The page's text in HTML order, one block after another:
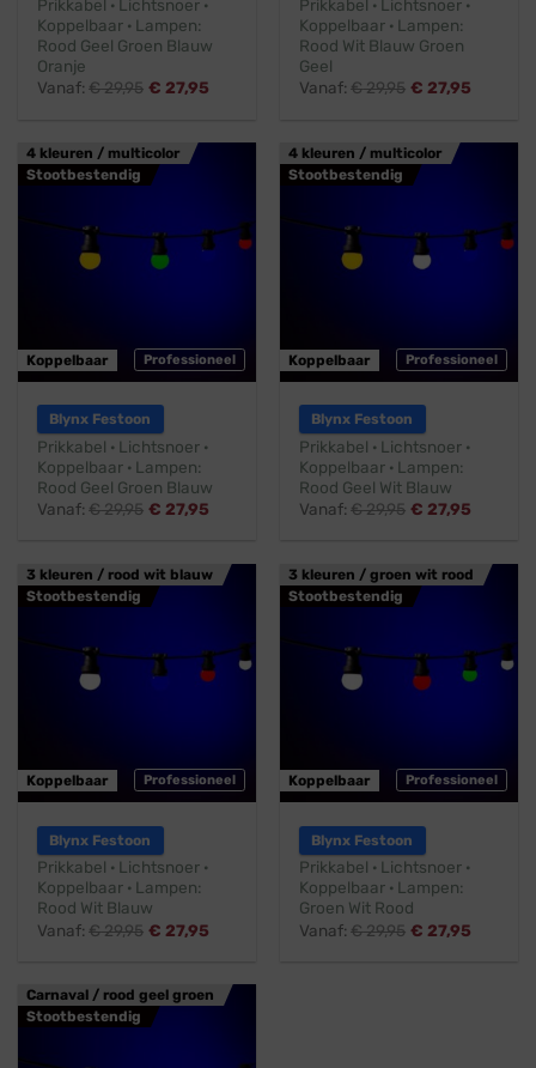
Prikkabel · Lichtsnoer ·
Koppelbaar · Lampen:
Rood Geel Groen Blauw
Oranje
Vanaf:€29,95 € 27,95
Prikkabel · Lichtsnoer ·
Koppelbaar · Lampen:
Rood Wit Blauw Groen
Geel
Vanaf:€29,95 € 27,95
4 kleuren / multicolor
Stootbestendig
Professioneel
Koppelbaar
Blynx Festoon
Prikkabel · Lichtsnoer ·
Koppelbaar · Lampen:
Rood Geel Groen Blauw
Vanaf:€29,95 € 27,95
4 kleuren / multicolor
Stootbestendig
Professioneel
Koppelbaar
Blynx Festoon
Prikkabel · Lichtsnoer ·
Koppelbaar · Lampen:
Rood Geel Wit Blauw
Vanaf:€29,95 € 27,95
3 kleuren / rood wit blauw
Stootbestendig
Professioneel
Koppelbaar
Blynx Festoon
Prikkabel · Lichtsnoer ·
Koppelbaar · Lampen:
Rood Wit Blauw
Vanaf:€29,95 € 27,95
3 kleuren / groen wit rood
Stootbestendig
Professioneel
Koppelbaar
Blynx Festoon
Prikkabel · Lichtsnoer ·
Koppelbaar · Lampen:
Groen Wit Rood
Vanaf:€29,95 € 27,95
Carnaval / rood geel groen
Stootbestendig